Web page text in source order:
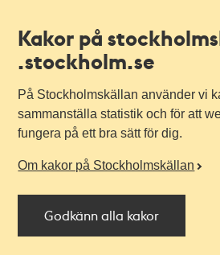
Kakor på
.stockholm.se
På Stockholmskällan använder vi
sammanställa statistik och för att
fungera på ett bra sätt för dig.
Om kakor på Stockholmskällan
Godkänn alla kakor